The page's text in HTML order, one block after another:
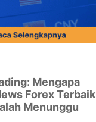
Mengapa
Forex Terbaik
Menunggu